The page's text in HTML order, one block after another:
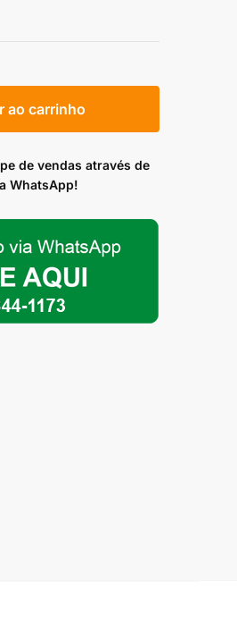
ao carrinho
de vendas através de
WhatsApp!